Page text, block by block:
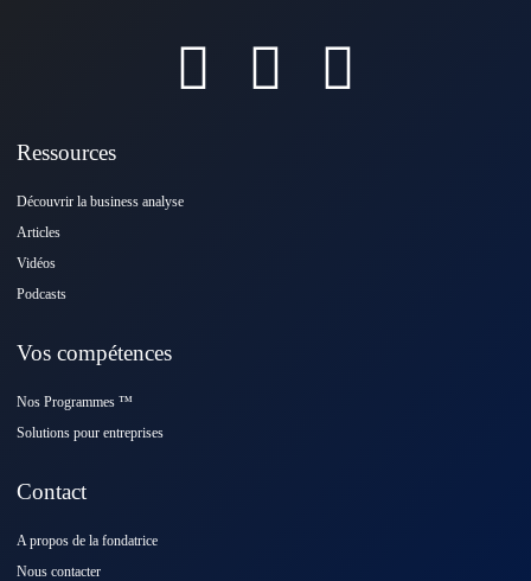
Ressources
Découvrir la business analyse
Articles
Vidéos
Podcasts
Vos compétences
Nos Programmes ™️
Solutions pour entreprises
Contact
A propos de la fondatrice
Nous contacter